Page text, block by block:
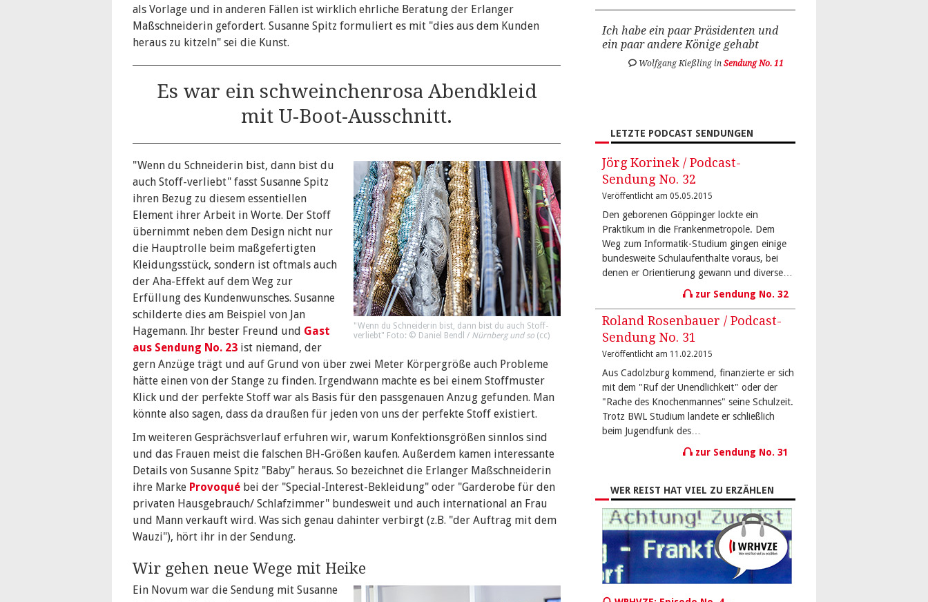
als Vorlage und in anderen Fällen ist wirklich ehrliche Beratung der Erlanger
Maßschneiderin gefordert. Susanne Spitz formuliert es mit "dies aus dem Kunden
heraus zu kitzeln" sei die Kunst.
Es war ein schweinchenrosa Abendkleid
mit U-Boot-Ausschnitt.
"Wenn du Schneiderin bist, dann bist du auch Stoff-
verliebt" Foto: © Daniel Bendl / Nürnberg und so (cc)
"Wenn du Schneiderin bist, dann bist du
auch Stoff-verliebt" fasst Susanne Spitz
ihren Bezug zu diesem essentiellen
Element ihrer Arbeit in Worte. Der Stoff
übernimmt neben dem Design nicht nur
die Hauptrolle beim maßgefertigten
Kleidungsstück, sondern ist oftmals auch
der Aha-Effekt auf dem Weg zur
Erfüllung des Kundenwunsches. Susanne
schilderte dies am Beispiel von Jan
Hagemann. Ihr bester Freund und Gast
aus Sendung No. 23 ist niemand, der
gern Anzüge trägt und auf Grund von über zwei Meter Körpergröße auch Probleme
hätte einen von der Stange zu finden. Irgendwann machte es bei einem Stoffmuster
Klick und der perfekte Stoff war als Basis für den passgenauen Anzug gefunden. Man
könnte also sagen, dass da draußen für jeden von uns der perfekte Stoff existiert.
Im weiteren Gesprächsverlauf erfuhren wir, warum Konfektionsgrößen sinnlos sind
und das Frauen meist die falschen BH-Größen kaufen. Außerdem kamen interessante
Details von Susanne Spitz "Baby" heraus. So bezeichnet die Erlanger Maßschneiderin
ihre Marke Provoqué bei der "Special-Interest-Bekleidung" oder "Garderobe für den
privaten Hausgebrauch/ Schlafzimmer" bundesweit und auch international an Frau
und Mann verkauft wird. Was sich genau dahinter verbirgt (z.B. "der Auftrag mit dem
Wauzi"), hört ihr in der Sendung.
Wir gehen neue Wege mit Heike
Ein Novum war die Sendung mit Susanne
Ich habe ein paar Präsidenten und
ein paar andere Könige gehabt
Wolfgang Kießling inSendung No. 11
LETZTE PODCAST SENDUNGEN
Jörg Korinek / Podcast-
Sendung No. 32
Veröffentlicht am 05.05.2015
Den geborenen Göppinger lockte ein
Praktikum in die Frankenmetropole. Dem
Weg zum Informatik-Studium gingen einige
bundesweite Schulaufenthalte voraus, bei
denen er Orientierung gewann und diverse…
zur Sendung No. 32
Roland Rosenbauer / Podcast-
Sendung No. 31
Veröffentlicht am 11.02.2015
Aus Cadolzburg kommend, finanzierte er sich
mit dem "Ruf der Unendlichkeit" oder der
"Rache des Knochenmannes" seine Schulzeit.
Trotz BWL Studium landete er schließlich
beim Jugendfunk des…
zur Sendung No. 31
WER REIST HAT VIEL ZU ERZÄHLEN